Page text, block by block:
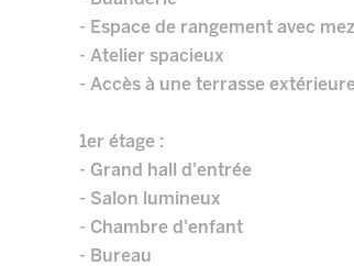
- Espace de rangement avec
- Atelier spacieux
- Accès à une terrasse
1er étage :
- Grand hall d'entrée
- Salon lumineux
- Chambre d'enfant
- Bureau